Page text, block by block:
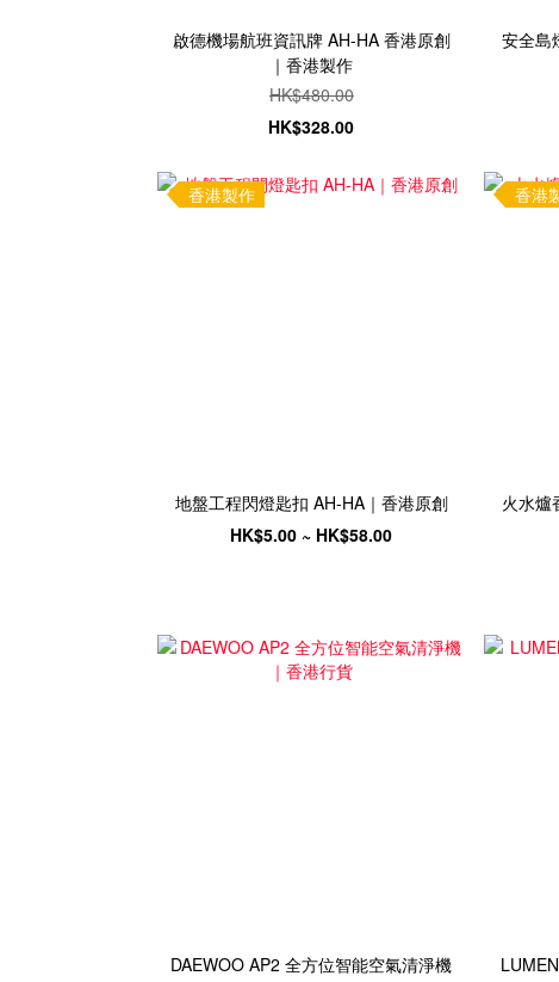
啟德機場航班資訊牌 AH-HA 香港原創
｜香港製作
HK$480.00
HK$328.00
安全島
香港製作
地盤工程閃燈匙扣 AH-HA｜香港原創
HK$5.00 ~ HK$58.00
香港
火水爐
DAEWOO AP2 全方位智能空氣清淨機